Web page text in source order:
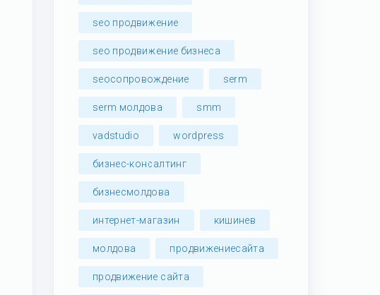
seo продвижение
seo продвижение бизнеса
seoсопровождение serm
serm молдова smm
vadstudio wordpress
бизнес-консалтинг
бизнесмолдова
интернет-магазин кишинев
молдова продвижениесайта
продвижение сайта